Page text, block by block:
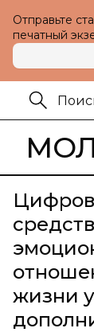
Отправьте
печатный
жизни